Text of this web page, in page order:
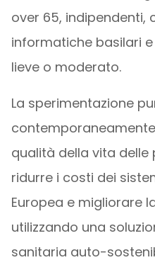
over 65, indipendenti,
informatiche basilari
lieve o moderato.
La sperimentazione
qualità della vita delle
ridurre i costi dei
Europea e migliorare
utilizzando una
sanitaria auto-